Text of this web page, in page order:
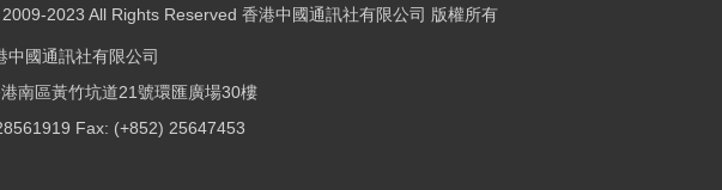
2023 All Rights Reserved 香港中國通訊社有限公司 版權所有
中國通訊社有限公司
南區黃竹坑道21號環匯廣場30樓
Fax: (+852) 25647453